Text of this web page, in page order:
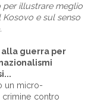
per illustrare meglio
e sul senso
alla guerra per
un micro-
contro